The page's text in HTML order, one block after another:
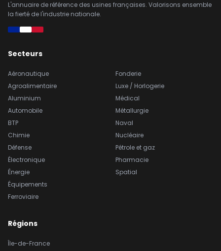
L'annuaire de référence des usines françaises. Valorisons ensemble
la fierté de l'industrie nationale.
Secteurs
Aéronautique
Agroalimentaire
Aluminium
Automobile
BTP
Chimie
Défense
Électronique
Énergie
Équipements
Ferroviaire
Fonderie
Luxe / Horlogerie
Médical
Métallurgie
Naval
Nucléaire
Pétrole et gaz
Pharmacie
Spatial
Régions
Île-de-France